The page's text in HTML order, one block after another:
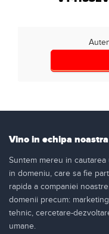
Vino in echipa noastra
Suntem mereu in
in domeniu, care sa fie
rapida a companiei
domenii precum:
tehnic, cercetare-
umane.